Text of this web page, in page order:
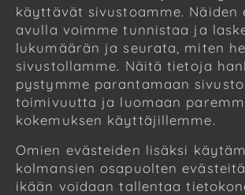
käyttävät sivustoamme. Näiden
avulla voimme tunnistaa ja
lukumäärän ja seurata, miten
sivustollamme. Näitä tietoja
pystymme parantamaan
toimivuutta ja luomaan
kokemuksen käyttäjillemme.
Omien evästeiden lisäksi
kolmansien osapuolten
ikään voidaan tallentaa